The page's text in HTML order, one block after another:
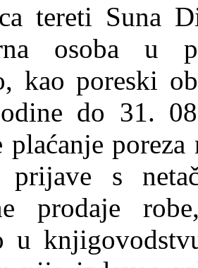
tereti Suna
osoba u
kao poreski
do 31.
plaćanje
prijave s
prodaje
u